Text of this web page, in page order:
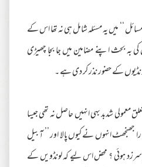
‘‘ میں یہ مسئلہ شامل ہی نہ تھا اس کے
بہ بحث اپنے مضامین میں جا بجا چھیڑی
کے حضور نذر کر دی ہے ۔
معمولی شدبد بہی انہیں حاصل نہ تھی جیسا
جھنجھٹ انہوں نے کیوں پالا اور ’’ آ بیل
سرزد ہوئی ؟ محض اس لیے کہ لونڈویں کے